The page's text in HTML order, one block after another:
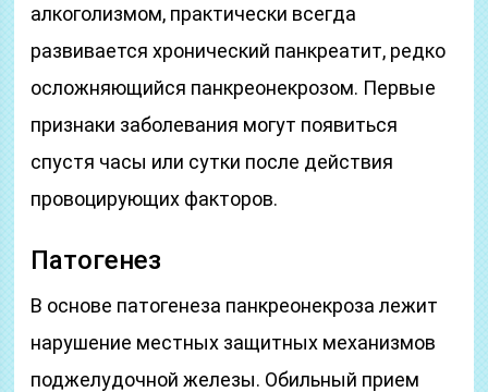
алкоголизмом, практически всегда
развивается хронический панкреатит, редко
осложняющийся панкреонекрозом. Первые
признаки заболевания могут появиться
спустя часы или сутки после действия
провоцирующих факторов.
Патогенез
В основе патогенеза панкреонекроза лежит
нарушение местных защитных механизмов
поджелудочной железы. Обильный прием